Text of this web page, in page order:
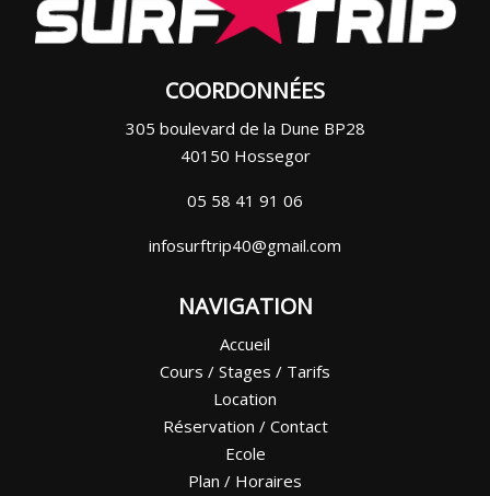
COORDONNÉES
305 boulevard de la Dune BP28
40150 Hossegor
05 58 41 91 06
infosurftrip40@gmail.com
NAVIGATION
Accueil
Cours / Stages / Tarifs
Location
Réservation / Contact
Ecole
Plan / Horaires